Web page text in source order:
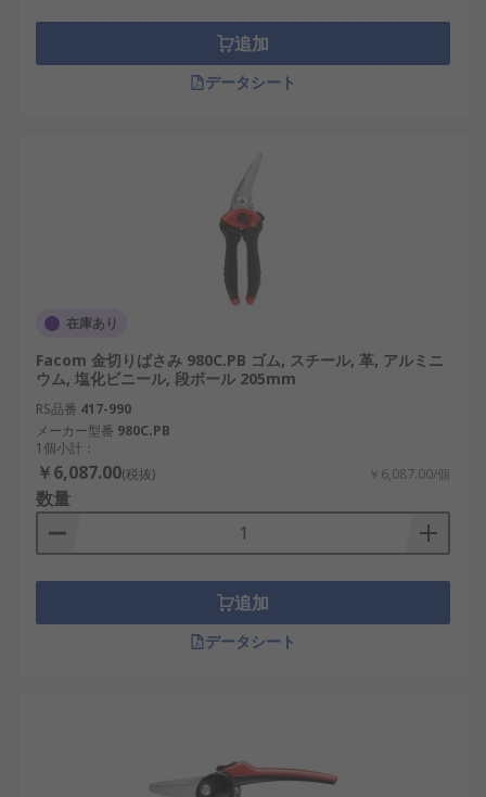
追加
データシート
在庫あり
Facom 金切りばさみ 980C.PB ゴム, スチール, 革, アルミニ
ウム, 塩化ビニール, 段ボール 205mm
RS品番 417-990
メーカー型番 980C.PB
1個小計：
￥6,087.00(税抜) ￥6,087.00/個
数量
追加
データシート